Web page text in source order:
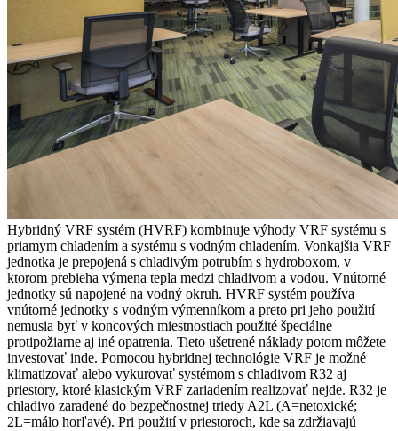
Hybridný VRF systém (HVRF) kombinuje výhody VRF systému s
priamym chladením a systému s vodným chladením. Vonkajšia VRF
jednotka je prepojená s chladivým potrubím s hydroboxom, v
ktorom prebieha výmena tepla medzi chladivom a vodou. Vnútorné
jednotky sú napojené na vodný okruh. HVRF systém používa
vnútorné jednotky s vodným výmenníkom a preto pri jeho použití
nemusia byť v koncových miestnostiach použité špeciálne
protipožiarne aj iné opatrenia. Tieto ušetrené náklady potom môžete
investovať inde. Pomocou hybridnej technológie VRF je možné
klimatizovať alebo vykurovať systémom s chladivom R32 aj
priestory, ktoré klasickým VRF zariadením realizovať nejde. R32 je
chladivo zaradené do bezpečnostnej triedy A2L (A=netoxické;
2L=málo horľavé). Pri použití v priestoroch, kde sa zdržiavajú